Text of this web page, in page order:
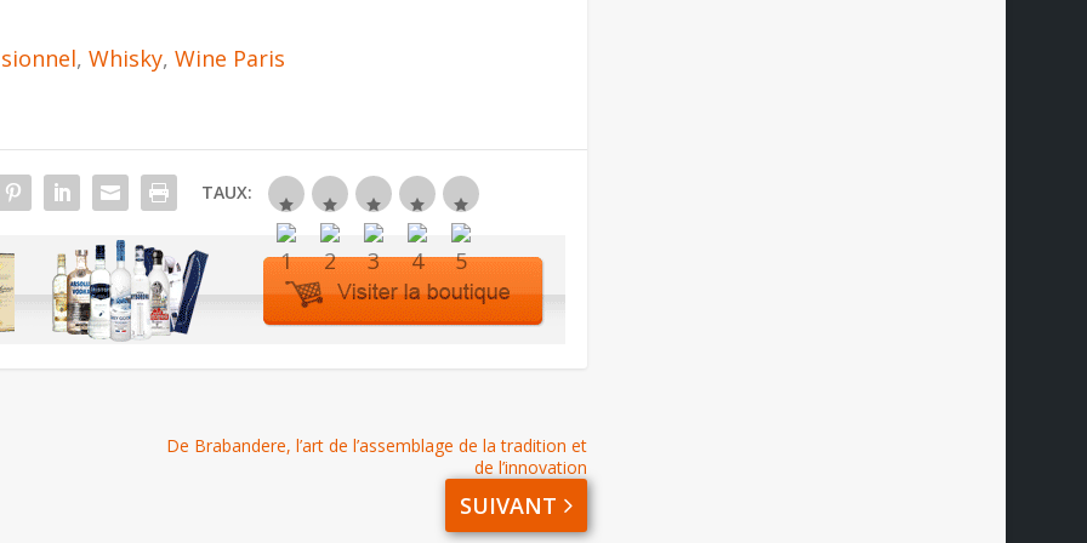
, Whisky, Wine Paris
TAUX:
De Brabandere, l’art de l’assemblage de la tradition et
de l’innovation
SUIVANT